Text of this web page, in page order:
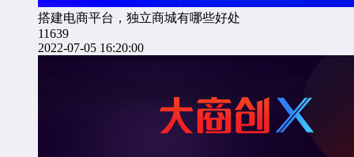
搭建电商平台，独立商城有哪些好处
11639
2022-07-05 16:20:00